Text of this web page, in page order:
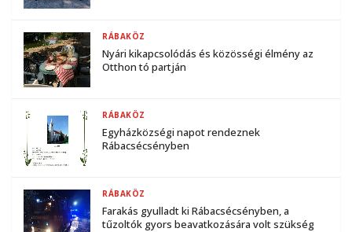
Nyári kikapcsolódás és közösségi élmény az
Otthon tó partján
RÁBAKÖZ
Egyházközségi napot rendeznek
Rábacsécsényben
RÁBAKÖZ
Farakás gyulladt ki Rábacsécsényben, a
tűzoltók gyors beavatkozására volt szükség
RÁBAKÖZ